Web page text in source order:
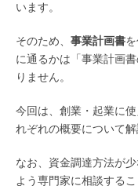
います。
そのため、 事業計画書
に通るかは「事業計画
りません。
今回は、創業・起業に
れぞれの概要について解
なお、資金調達方法が
よう専門家に相談する